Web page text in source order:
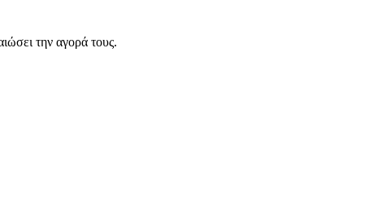
την αγορά τους.